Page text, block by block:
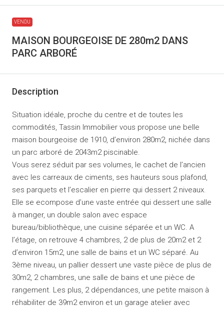
VENDU
MAISON BOURGEOISE DE 280m2 DANS
PARC ARBORÉ
Description
Situation idéale, proche du centre et de toutes les
commodités, Tassin Immobilier vous propose une belle
maison bourgeoise de 1910, d’environ 280m2, nichée dans
un parc arboré de 2043m2 piscinable.
Vous serez séduit par ses volumes, le cachet de l’ancien
avec les carreaux de ciments, ses hauteurs sous plafond,
ses parquets et l’escalier en pierre qui dessert 2 niveaux.
Elle se ecompose d’une vaste entrée qui dessert une salle
à manger, un double salon avec espace
bureau/bibliothèque, une cuisine séparée et un WC. A
l’étage, on retrouve 4 chambres, 2 de plus de 20m2 et 2
d’environ 15m2, une salle de bains et un WC séparé. Au
3ème niveau, un pallier dessert une vaste pièce de plus de
30m2, 2 chambres, une salle de bains et une pièce de
rangement. Les plus, 2 dépendances, une petite maison à
réhabiliter de 39m2 environ et un garage atelier avec